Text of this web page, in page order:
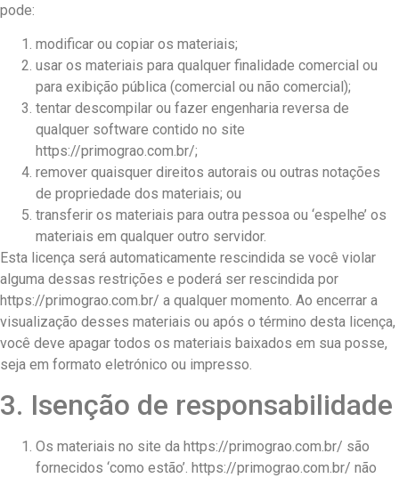
pode:
modificar ou copiar os materiais;
usar os materiais para qualquer finalidade comercial ou
para exibição pública (comercial ou não comercial);
tentar descompilar ou fazer engenharia reversa de
qualquer software contido no site
https://primograo.com.br/;
remover quaisquer direitos autorais ou outras notações
de propriedade dos materiais; ou
transferir os materiais para outra pessoa ou ‘espelhe’ os
materiais em qualquer outro servidor.
Esta licença será automaticamente rescindida se você violar
alguma dessas restrições e poderá ser rescindida por
https://primograo.com.br/ a qualquer momento. Ao encerrar a
visualização desses materiais ou após o término desta licença,
você deve apagar todos os materiais baixados em sua posse,
seja em formato eletrónico ou impresso.
3. Isenção de responsabilidade
Os materiais no site da https://primograo.com.br/ são
fornecidos ‘como estão’. https://primograo.com.br/ não